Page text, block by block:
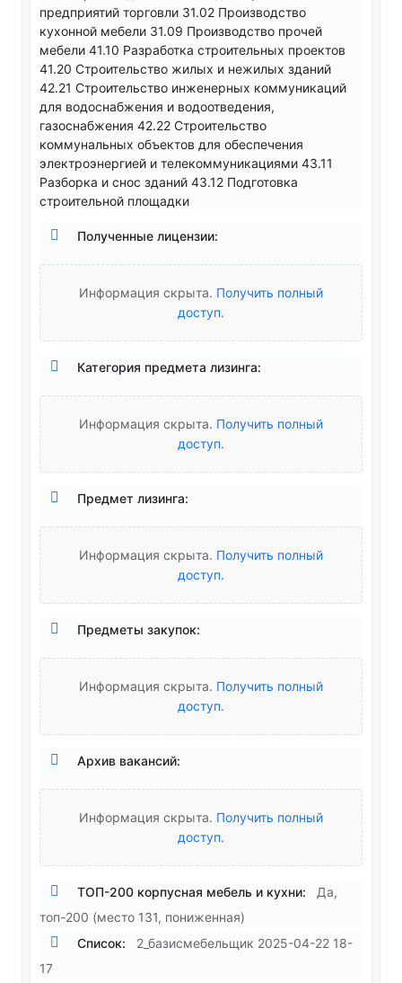
предприятий торговли 31.02 Производство
кухонной мебели 31.09 Производство прочей
мебели 41.10 Разработка строительных проектов
41.20 Строительство жилых и нежилых зданий
42.21 Строительство инженерных коммуникаций
для водоснабжения и водоотведения,
газоснабжения 42.22 Строительство
коммунальных объектов для обеспечения
электроэнергией и телекоммуникациями 43.11
Разборка и снос зданий 43.12 Подготовка
строительной площадки
Полученные лицензии:
Информация скрыта. Получить полный
доступ.
Категория предмета лизинга:
Информация скрыта. Получить полный
доступ.
Предмет лизинга:
Информация скрыта. Получить полный
доступ.
Предметы закупок:
Информация скрыта. Получить полный
доступ.
Архив вакансий:
Информация скрыта. Получить полный
доступ.
ТОП-200 корпусная мебель и кухни:
Да,
топ-200 (место 131, пониженная)
Список:
2_базисмебельщик 2025-04-22 18-
17